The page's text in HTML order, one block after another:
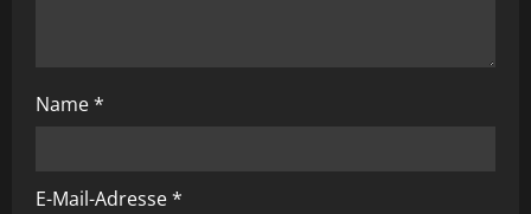
Name*
E-Mail-Adresse*